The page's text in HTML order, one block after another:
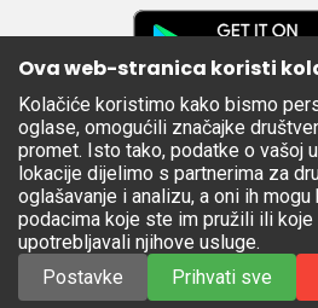
Apple
Store
Ova web-stranica koristi
Kolačiće koristimo kako bismo
oglase, omogućili značajke
promet. Isto tako, podatke o vašoj
lokacije dijelimo s partnerima za
oglašavanje i analizu, a oni ih
podacima koje ste im pružili ili
upotrebljavali njihove usluge.
Postavke
Prihvati sve